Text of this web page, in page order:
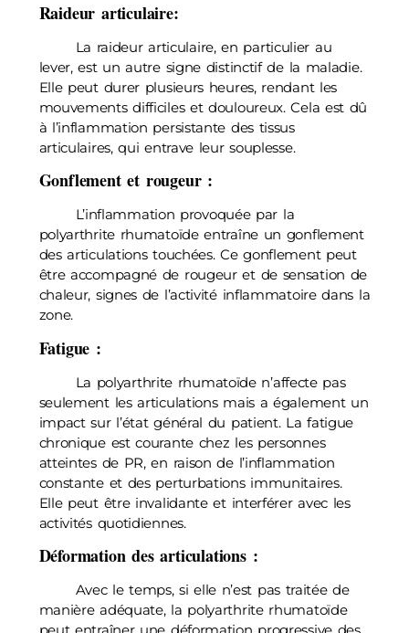
Raideur articulaire:
La raideur articulaire, en particulier au
lever, est un autre signe distinctif de la maladie.
Elle peut durer plusieurs heures, rendant les
mouvements difficiles et douloureux. Cela est dû
à l’inflammation persistante des tissus
articulaires, qui entrave leur souplesse.
Gonflement et rougeur :
L’inflammation provoquée par la
polyarthrite rhumatoïde entraîne un gonflement
des articulations touchées. Ce gonflement peut
être accompagné de rougeur et de sensation de
chaleur, signes de l’activité inflammatoire dans la
zone.
Fatigue :
La polyarthrite rhumatoïde n’affecte pas
seulement les articulations mais a également un
impact sur l’état général du patient. La fatigue
chronique est courante chez les personnes
atteintes de PR, en raison de l’inflammation
constante et des perturbations immunitaires.
Elle peut être invalidante et interférer avec les
activités quotidiennes.
Déformation des articulations :
Avec le temps, si elle n’est pas traitée de
manière adéquate, la polyarthrite rhumatoïde